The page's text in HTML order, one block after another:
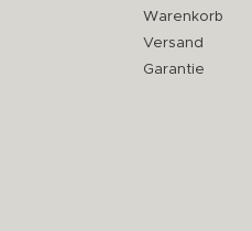
Warenkorb
Versand
Garantie